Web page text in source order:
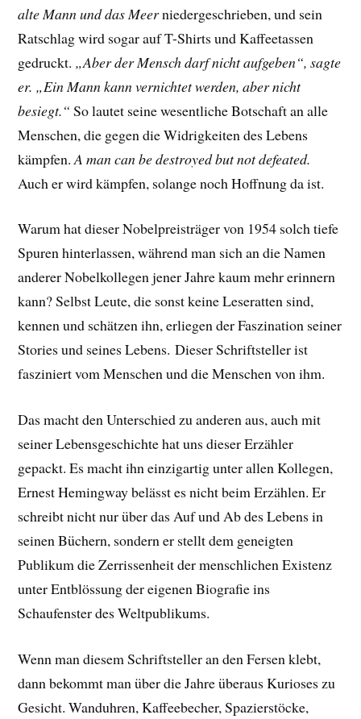
alte Mann und das Meerniedergeschrieben, und sein
Ratschlag wird sogar auf T-Shirts und Kaffeetassen
gedruckt. „Aber der Mensch darf nicht aufgeben“, sagte
er. „Ein Mann kann vernichtet werden, aber nicht
besiegt.“So lautet seine wesentliche Botschaft an alle
Menschen, die gegen die Widrigkeiten des Lebens
kämpfen. A man can be destroyed but not defeated.
Auch er wird kämpfen, solange noch Hoffnung da ist.
Warum hat dieser Nobelpreisträger von 1954 solch tiefe
Spuren hinterlassen, während man sich an die Namen
anderer Nobelkollegen jener Jahre kaum mehr erinnern
kann? Selbst Leute, die sonst keine Leseratten sind,
kennen und schätzen ihn, erliegen der Faszination seiner
Stories und seines Lebens. Dieser Schriftsteller ist
fasziniert vom Menschen und die Menschen von ihm.
Das macht den Unterschied zu anderen aus, auch mit
seiner Lebensgeschichte hat uns dieser Erzähler
gepackt. Es macht ihn einzigartig unter allen Kollegen,
Ernest Hemingway belässt es nicht beim Erzählen. Er
schreibt nicht nur über das Auf und Ab des Lebens in
seinen Büchern, sondern er stellt dem geneigten
Publikum die Zerrissenheit der menschlichen Existenz
unter Entblössung der eigenen Biografie ins
Schaufenster des Weltpublikums.
Wenn man diesem Schriftsteller an den Fersen klebt,
dann bekommt man über die Jahre überaus Kurioses zu
Gesicht. Wanduhren, Kaffeebecher, Spazierstöcke,